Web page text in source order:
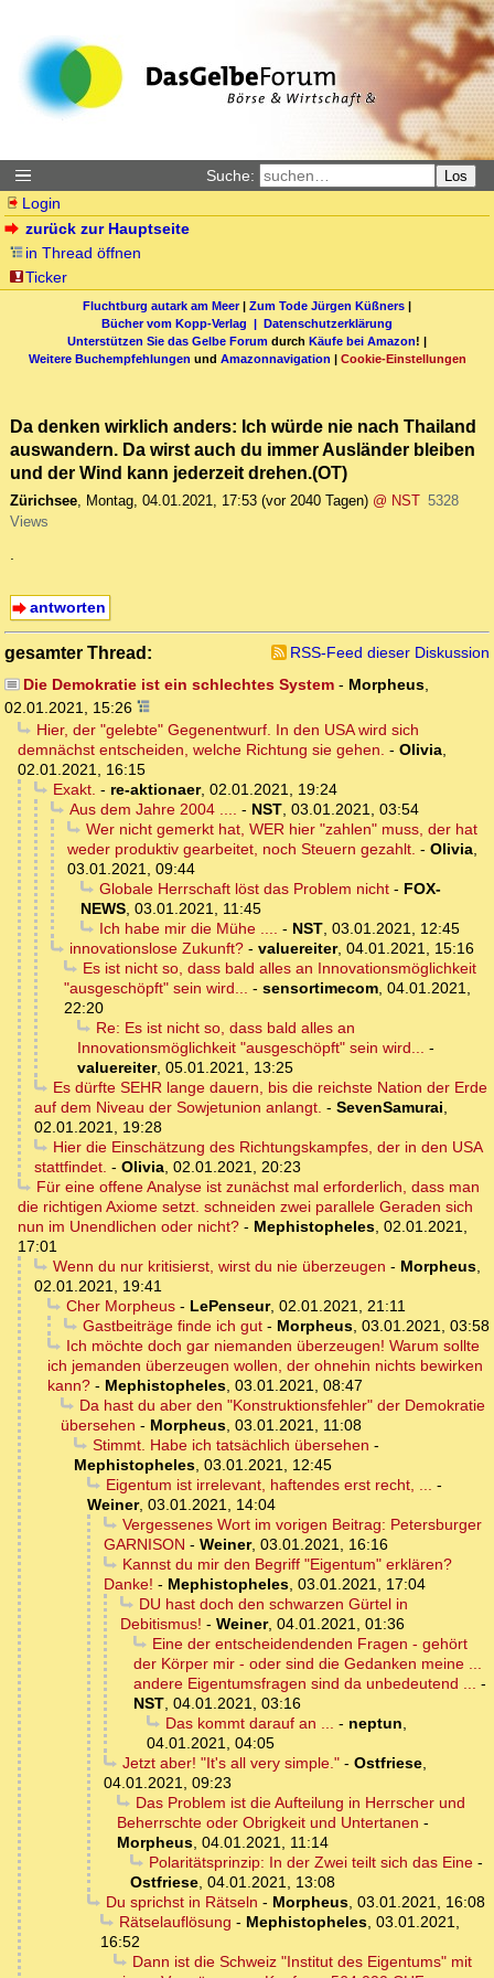
Suche: Los
Login
zurück zur Hauptseite
in Thread öffnen
Ticker
Fluchtburg autark am Meer| Zum Tode Jürgen Küßners |
Bücher vom Kopp-Verlag | Datenschutzerklärung
Unterstützen Sie das Gelbe Forum durch Käufe bei Amazon! |
Weitere Buchempfehlungen und Amazonnavigation | Cookie-Einstellungen
Da denken wirklich anders: Ich würde nie nach Thailand
auswandern. Da wirst auch du immer Ausländer bleiben
und der Wind kann jederzeit drehen.(OT)
Zürichsee, Montag, 04.01.2021, 17:53 (vor 2040 Tagen) @ NST 5328
Views
.
antworten
gesamter Thread:
RSS-Feed dieser Diskussion
Die Demokratie ist ein schlechtes System- Morpheus,
02.01.2021, 15:26
Hier, der "gelebte" Gegenentwurf. In den USA wird sich
demnächst entscheiden, welche Richtung sie gehen. - Olivia,
02.01.2021, 16:15
Exakt. - re-aktionaer, 02.01.2021, 19:24
Aus dem Jahre 2004 .... - NST, 03.01.2021, 03:54
Wer nicht gemerkt hat, WER hier "zahlen" muss, der hat
weder produktiv gearbeitet, noch Steuern gezahlt. - Olivia,
03.01.2021, 09:44
Globale Herrschaft löst das Problem nicht- FOX-
NEWS, 03.01.2021, 11:45
Ich habe mir die Mühe .... - NST, 03.01.2021, 12:45
innovationslose Zukunft?- valuereiter, 04.01.2021, 15:16
Es ist nicht so, dass bald alles an Innovationsmöglichkeit
"ausgeschöpft" sein wird... - sensortimecom, 04.01.2021,
22:20
Re: Es ist nicht so, dass bald alles an
Innovationsmöglichkeit "ausgeschöpft" sein wird... -
valuereiter, 05.01.2021, 13:25
Es dürfte SEHR lange dauern, bis die reichste Nation der Erde
auf dem Niveau der Sowjetunion anlangt. - SevenSamurai,
02.01.2021, 19:28
Hier die Einschätzung des Richtungskampfes, der in den USA
stattfindet. - Olivia, 02.01.2021, 20:23
Für eine offene Analyse ist zunächst mal erforderlich, dass man
die richtigen Axiome setzt. schneiden zwei parallele Geraden sich
nun im Unendlichen oder nicht? - Mephistopheles, 02.01.2021,
17:01
Wenn du nur kritisierst, wirst du nie überzeugen - Morpheus,
02.01.2021, 19:41
Cher Morpheus- LePenseur, 02.01.2021, 21:11
Gastbeiträge finde ich gut- Morpheus, 03.01.2021, 03:58
Ich möchte doch gar niemanden überzeugen! Warum sollte
ich jemanden überzeugen wollen, der ohnehin nichts bewirken
kann? - Mephistopheles, 03.01.2021, 08:47
Da hast du aber den "Konstruktionsfehler" der Demokratie
übersehen - Morpheus, 03.01.2021, 11:08
Stimmt. Habe ich tatsächlich übersehen -
Mephistopheles, 03.01.2021, 12:45
Eigentum ist irrelevant, haftendes erst recht, ... -
Weiner, 03.01.2021, 14:04
Vergessenes Wort im vorigen Beitrag: Petersburger
GARNISON - Weiner, 03.01.2021, 16:16
Kannst du mir den Begriff "Eigentum" erklären?
Danke! - Mephistopheles, 03.01.2021, 17:04
DU hast doch den schwarzen Gürtel in
Debitismus! - Weiner, 04.01.2021, 01:36
Eine der entscheidendenden Fragen - gehört
der Körper mir - oder sind die Gedanken meine ...
andere Eigentumsfragen sind da unbedeutend ... -
NST, 04.01.2021, 03:16
Das kommt darauf an ... - neptun,
04.01.2021, 04:05
Jetzt aber! "It's all very simple."- Ostfriese,
04.01.2021, 09:23
Das Problem ist die Aufteilung in Herrscher und
Beherrschte oder Obrigkeit und Untertanen -
Morpheus, 04.01.2021, 11:14
Polaritätsprinzip: In der Zwei teilt sich das Eine-
Ostfriese, 04.01.2021, 13:08
Du sprichst in Rätseln - Morpheus, 03.01.2021, 16:08
Rätselauflösung - Mephistopheles, 03.01.2021,
16:52
Dann ist die Schweiz "Institut des Eigentums" mit